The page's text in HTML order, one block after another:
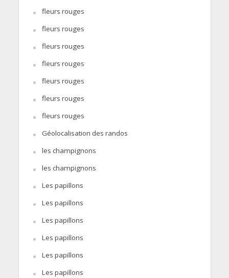
fleurs rouges
fleurs rouges
fleurs rouges
fleurs rouges
fleurs rouges
fleurs rouges
fleurs rouges
Géolocalisation des randos
les champignons
les champignons
Les papillons
Les papillons
Les papillons
Les papillons
Les papillons
Les papillons